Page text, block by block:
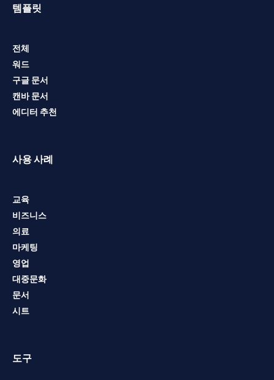
템플릿
전체
워드
구글 문서
캔바 문서
에디터 추천
사용 사례
교육
비즈니스
의료
마케팅
영업
대중문화
문서
시트
도구